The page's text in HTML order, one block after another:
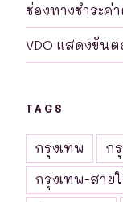
ช่องทางชำระค่
VDO แสดงขัน
TAGS
กรุงเทพ
ก
กรุงเทพ-สาย